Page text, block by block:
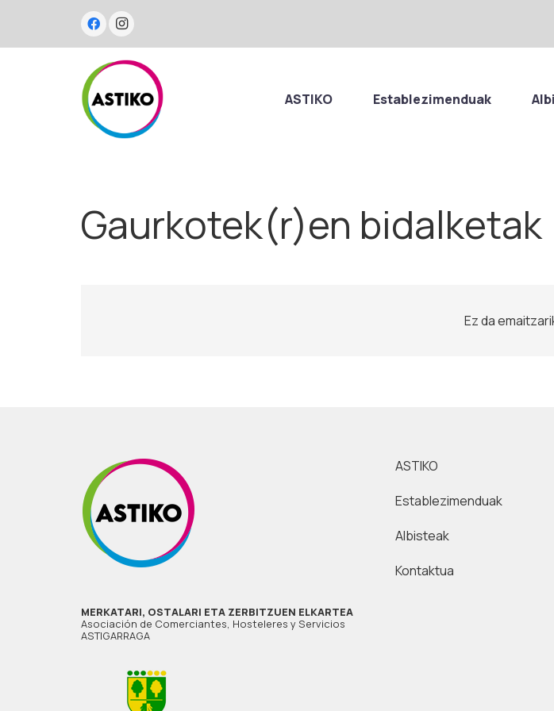
ASTIKO Establezimenduak
Gaurkotek(r)en bidalketak
Ez da
MERKATARI, OSTALARI ETA ZERBITZUEN ELKARTEA
Asociación de Comerciantes, Hosteleres y Servicios
ASTIGARRAGA
ASTIKO
Establezimenduak
Albisteak
Kontaktua